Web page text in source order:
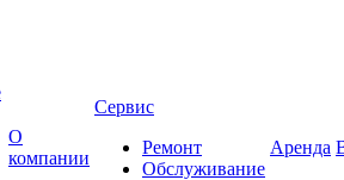
О
компании
Сервис
Ремонт
Обслуживание
Аренда